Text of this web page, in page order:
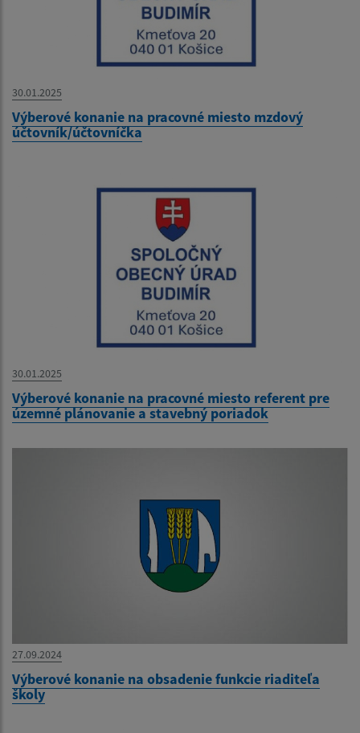
30.01.2025
Výberové konanie na pracovné miesto mzdový
účtovník/účtovníčka
30.01.2025
Výberové konanie na pracovné miesto referent pre
územné plánovanie a stavebný poriadok
27.09.2024
Výberové konanie na obsadenie funkcie riaditeľa
školy